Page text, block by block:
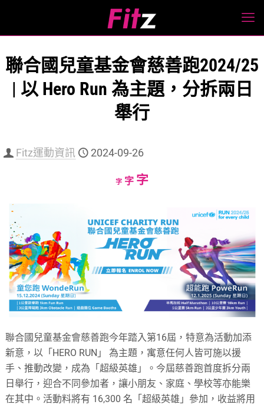
聯合國兒童基金會慈善跑2024/25
| 以 Hero Run 為主題，分拆兩日
舉行
Fitz運動資訊 2024-09-26
字Decrease
字Reset
字Increase
聯合國兒童基金會慈善跑今年踏入第16屆，特意為活動加添
新意，以「HERO RUN」 為主題，寓意任何人皆可施以援
手、推動改變，成為「超級英雄」。今屆慈善跑首度拆分兩
日舉行，迎合不同參加者，讓小朋友、家庭、學校等亦能樂
在其中。活動料將有 16,300 名「超級英雄」參加，收益將用